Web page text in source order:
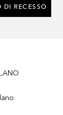
DI RECESSO